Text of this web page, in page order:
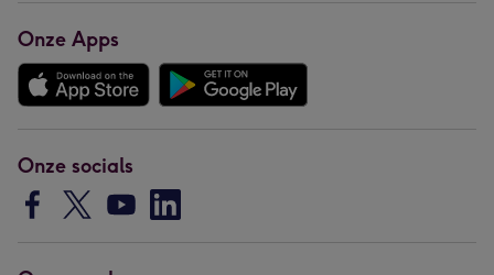
Onze Apps
Onze socials